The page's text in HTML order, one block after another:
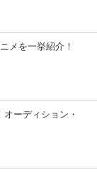
メを一挙紹介！
ーディション・